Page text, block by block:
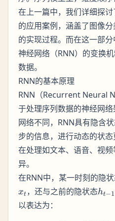
在上一篇中，我们详细探讨
的应用案例，涵盖了图像
的实现过程。而在这一部
神经网络（RNN）的变换
数据。
RNN的基本原理
RNN（Recurrent Neural
于处理序列数据的神经网
网络不同，RNN具有隐含
步的信息，进行动态的状
在处理如文本、语音、视
异。
在RNN中，某一时刻的隐
xt ，还与之前的隐状态ht−1
以表达为：